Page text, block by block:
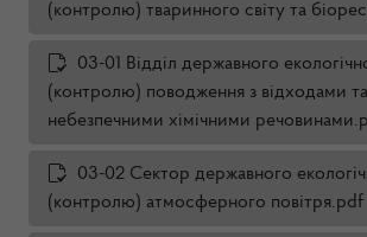
(контролю) тваринного світу та
03-01 Відділ державного
(контролю) поводження з відходами та
небезпечними хімічними
03-02 Сектор державного
(контролю) атмосферного повітря.pdf